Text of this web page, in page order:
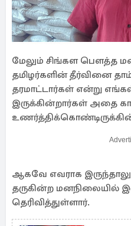
மேலும் சிங்கள பௌத்த
தமிழர்களின் தீர்வினை
தரமாட்டார்கள் என்று
இருக்கின்றார்கள் அதை
ஆகவே எவராக
தருகின்ற மனநிலையில்
தெரிவித்துள்ளார்.